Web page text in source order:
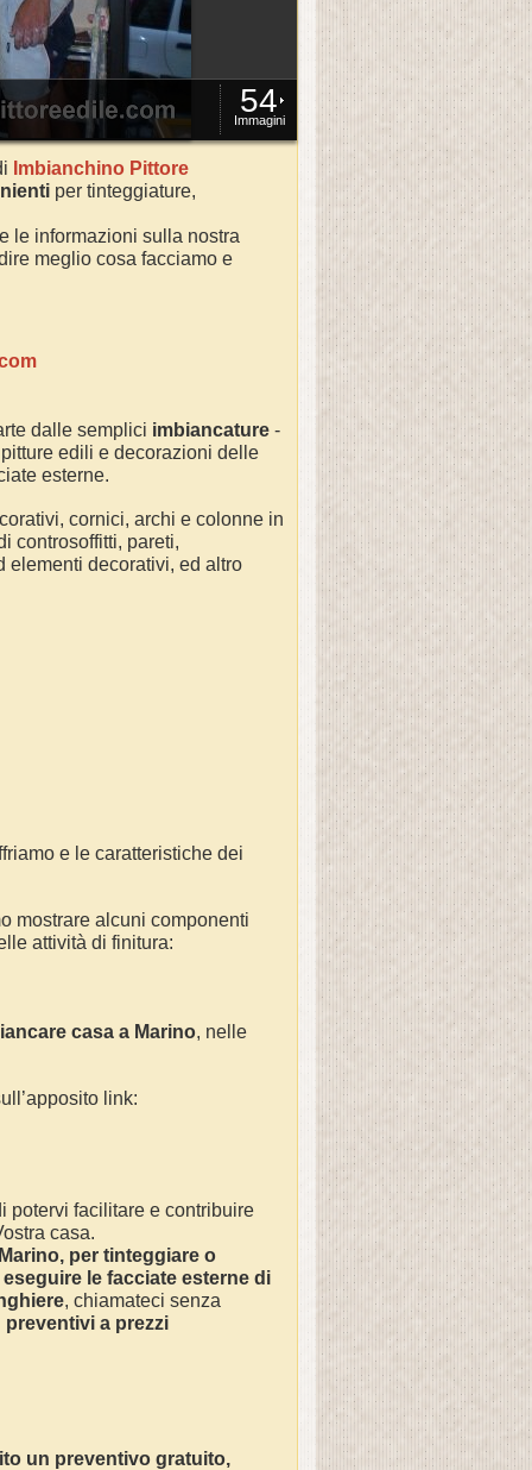
54
Immagini
Imbianchino Pittore
per tinteggiature,
le informazioni sulla nostra
meglio cosa facciamo e
dalle semplici imbiancature -
edili e decorazioni delle
esterne.
cornici, archi e colonne in
controsoffitti, pareti,
elementi decorativi, ed altro
e le caratteristiche dei
mostrare alcuni componenti
attività di finitura:
casa a Marino, nelle
link:
potervi facilitare e contribuire
casa.
, per tinteggiare o
le facciate esterne di
, chiamateci senza
preventivi a prezzi
un preventivo gratuito,